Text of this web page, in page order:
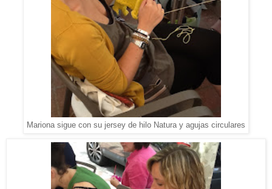
Mariona sigue con su jersey de hilo Natura y agujas circulares